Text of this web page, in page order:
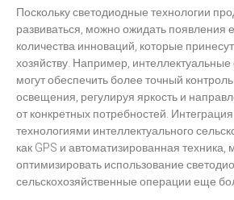
Поскольку светодиодные технологии
развиваться, можно ожидать появления
количества инноваций, которые
хозяйству. Например,
могут обеспечить более точный
освещения, регулируя яркость и
от конкретных потребностей.
технологиями интеллектуального
как GPS и автоматизированная
оптимизировать использование
сельскохозяйственные операции еще